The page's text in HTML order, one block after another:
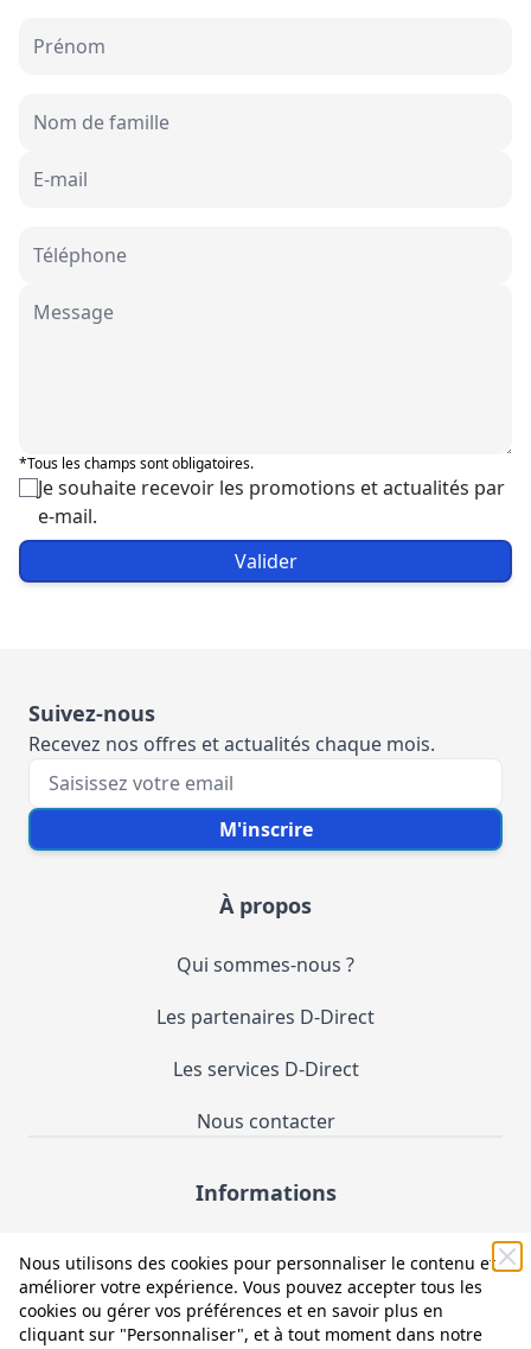
Nous utilisons des cookies pour personnaliser le contenu et
améliorer votre expérience. Vous pouvez accepter tous les
cookies ou gérer vos préférences et en savoir plus en
cliquant sur "Personnaliser", et à tout moment dans notre
*Tous les champs sont obligatoires.
Je souhaite recevoir les promotions et actualités par
e-mail.
Valider
Suivez-nous
Recevez nos offres et actualités chaque mois.
Votre e-mail M'inscrire
À propos
Qui sommes-nous ?
Les partenaires D-Direct
Les services D-Direct
Nous contacter
Informations
Demande de catalogue
Mentions légales et CGV